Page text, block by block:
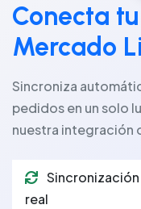
Conecta
Mercado
Sincroniza
pedidos en un solo
nuestra integración
real